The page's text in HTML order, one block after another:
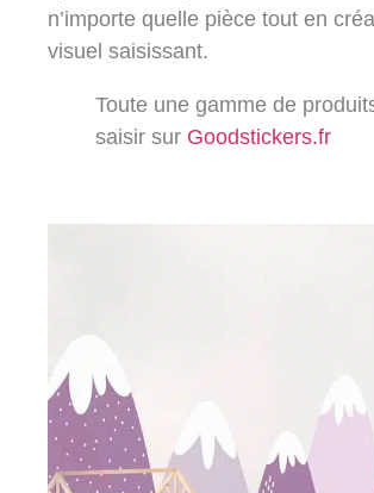
n’importe quelle pièce tout en
visuel saisissant.
Toute une gamme de
saisir sur Goodstickers.fr